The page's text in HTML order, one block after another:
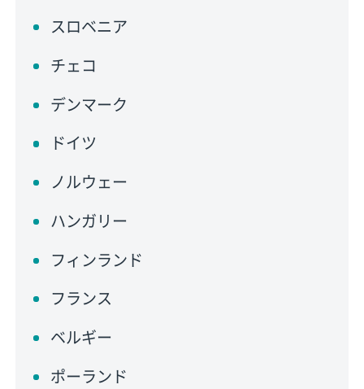
スロベニア
チェコ
デンマーク
ドイツ
ノルウェー
ハンガリー
フィンランド
フランス
ベルギー
ポーランド